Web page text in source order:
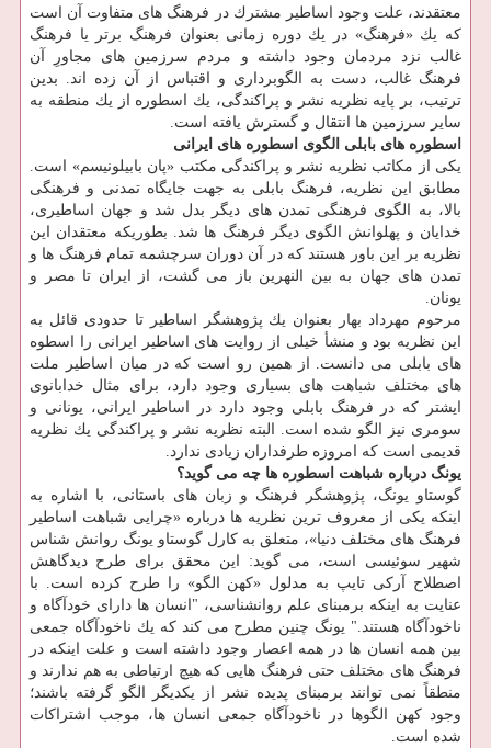
معتقدند، علت وجود اساطیر مشترك در فرهنگ های متفاوت آن است
كه یك «فرهنگ» در یك دوره زمانی بعنوان فرهنگ برتر یا فرهنگ
غالب نزد مردمان وجود داشته و مردم سرزمین های مجاورِ آن
فرهنگ غالب، دست به الگوبرداری و اقتباس از آن زده اند. بدین
ترتیب، بر پایه نظریه نشر و پراكندگی، یك اسطوره از یك منطقه به
سایر سرزمین ها انتقال و گسترش یافته است.
اسطوره های بابلی الگوی اسطوره های ایرانی
یكی از مكاتب نظریه نشر و پراكندگی مكتب «پان بابیلونیسم» است.
مطابق این نظریه، فرهنگ بابلی به جهت جایگاه تمدنی و فرهنگی
بالا، به الگوی فرهنگی تمدن های دیگر بدل شد و جهان اساطیری،
خدایان و پهلوانش الگوی دیگر فرهنگ ها شد. بطوریكه معتقدان این
نظریه بر این باور هستند كه در آن دوران سرچشمه تمام فرهنگ ها و
تمدن های جهان به بین النهرین باز می گشت، از ایران تا مصر و
یونان.
مرحوم مهرداد بهار بعنوان یك پژوهشگر اساطیر تا حدودی قائل به
این نظریه بود و منشأ خیلی از روایت های اساطیر ایرانی را اسطوه
های بابلی می دانست. از همین رو است كه در میان اساطیر ملت
های مختلف شباهت های بسیاری وجود دارد، برای مثال خدابانوی
ایشتر كه در فرهنگ بابلی وجود دارد در اساطیر ایرانی، یونانی و
سومری نیز الگو شده است. البته نظریه نشر و پراكندگی یك نظریه
قدیمی است كه امروزه طرفداران زیادی ندارد.
یونگ درباره شباهت اسطوره ها چه می گوید؟
گوستاو یونگ، پژوهشگر فرهنگ و زبان های باستانی، با اشاره به
اینكه یكی از معروف ترین نظریه ها درباره «چرایی شباهت اساطیر
فرهنگ های مختلف دنیا»، متعلق به كارل گوستاو یونگ روانش شناس
شهیر سوئیسی است، می گوید: این محقق برای طرح دیدگاهش
اصطلاح آركی تایپ به مدلول «كهن الگو» را طرح كرده است. با
عنایت به اینكه برمبنای علم روانشناسی، "انسان ها دارای خودآگاه و
ناخودآگاه هستند." یونگ چنین مطرح می كند كه یك ناخودآگاه جمعی
بین همه انسان ها در همه اعصار وجود داشته است و علت اینكه در
فرهنگ های مختلف حتی فرهنگ هایی كه هیچ ارتباطی به هم ندارند و
منطقاً نمی توانند برمبنای پدیده نشر از یكدیگر الگو گرفته باشند؛
وجود كهن الگوها در ناخودآگاه جمعی انسان ها، موجب اشتراكات
شده است.